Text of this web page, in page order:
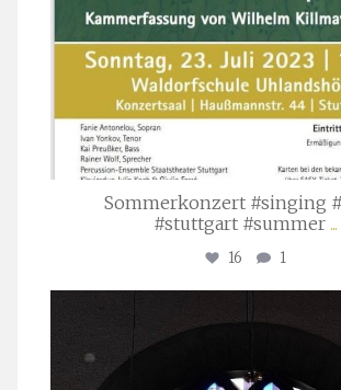
Sommerkonzert #singing
#stuttgart #summer ...
16 1
Apr. 1